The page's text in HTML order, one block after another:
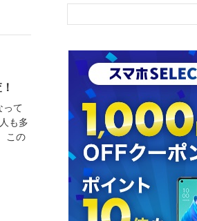
って
も多
この